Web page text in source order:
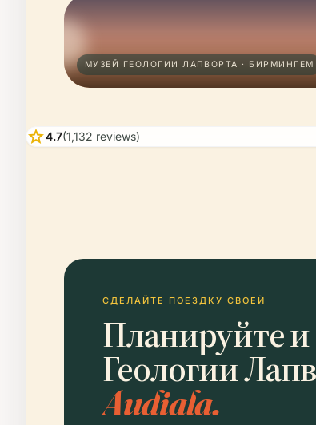
МУЗЕЙ ГЕОЛОГИИ ЛАПВОРТА · БИРМИНГЕМ
star4.7(1,132 reviews)
СДЕЛАЙТЕ ПОЕЗДКУ СВОЕЙ
Планируйте
Геологии
Audiala.